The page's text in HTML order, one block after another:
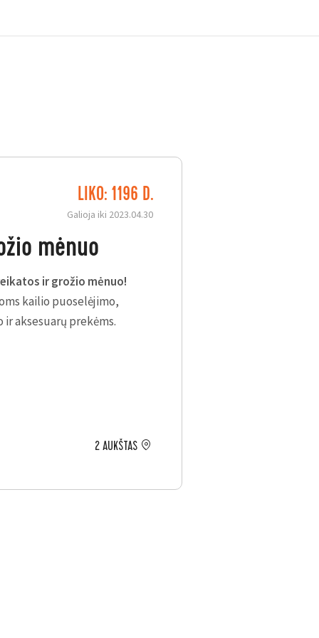
LIKO: 1196 D.
Galioja iki 2023.04.30
mėnuo
ir grožio mėnuo!
kailio puoselėjimo,
aksesuarų prekėms.
2 AUKŠTAS